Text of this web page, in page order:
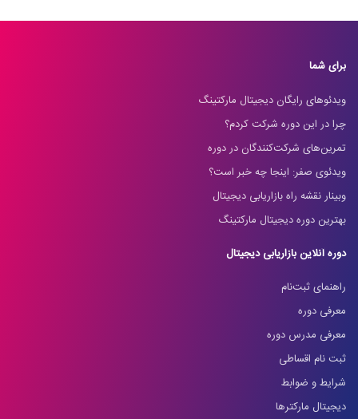
برای شما
ویدئوهای رایگان دیجیتال مارکتینگ
چرا در این دوره شرکت کردم؟
تمرین‌های شرکت‌کنندگان در دوره
ویدئوی صفر: اینجا چه خبر است؟
وبینار نقشه راه بازاریابی دیجیتال
بهترین دوره دیجیتال مارکتینگ
دوره آنلاین بازاریابی دیجیتال
راهنمای ثبت‌نام
معرفی دوره
معرفی مدرس دوره
ثبت نام اقساطی
شرایط و ضوابط
دیجیتال مارکترها